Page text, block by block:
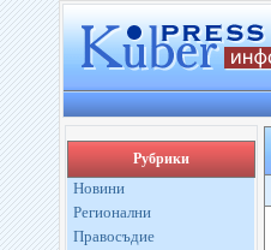
Рубрики
Новини
Регионални
Правосъдие